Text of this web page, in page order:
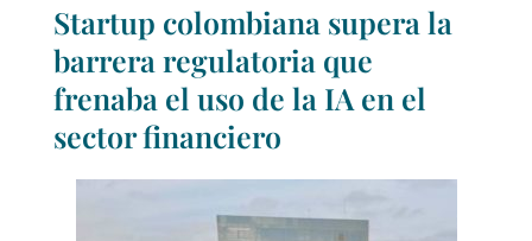
Startup colombiana supera la
barrera regulatoria que
frenaba el uso de la IA en el
sector financiero